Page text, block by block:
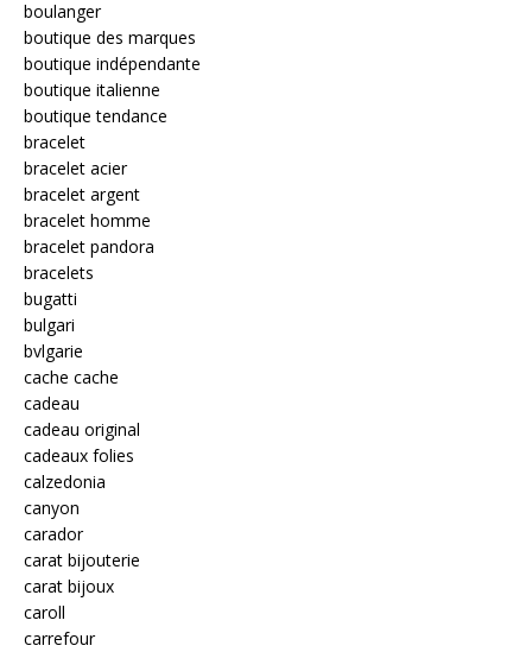
boulanger
boutique des marques
boutique indépendante
boutique italienne
boutique tendance
bracelet
bracelet acier
bracelet argent
bracelet homme
bracelet pandora
bracelets
bugatti
bulgari
bvlgarie
cache cache
cadeau
cadeau original
cadeaux folies
calzedonia
canyon
carador
carat bijouterie
carat bijoux
caroll
carrefour